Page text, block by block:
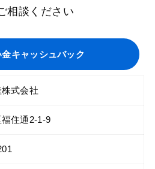
相談ください
金キャッシュバック
式会社
住通2-1-9